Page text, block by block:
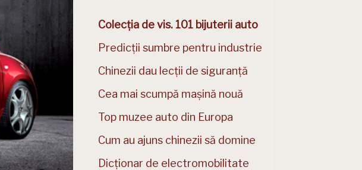
Colecția de vis. 101 bijuterii auto
Predicții sumbre pentru industrie
Chinezii dau lecții de siguranță
Cea mai scumpă mașină nouă
Top muzee auto din Europa
Cum au ajuns chinezii să domine
Dicționar de electromobilitate